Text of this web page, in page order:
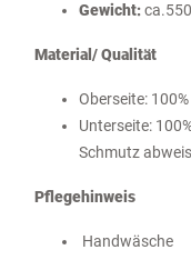
Gewicht:
Material/ Qualität
Oberseite:
Unterseite:
Schmutz
Pflegehinweis
Handwäsche